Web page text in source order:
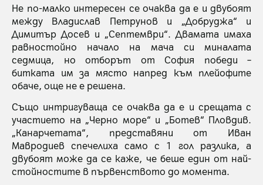
Не по-малко интересен се очаква да е и двубоят
между Владислав Петрунов и „Добруджа“ и
Димитър Досев и „Септември“. Двамата имаха
равностойно начало на мача си миналата
седмица, но отборът от София победи –
битката им за място напред към плейофите
обаче, още не е решена.
Също интригуваща се очаква да е и срещата с
участието на „Черно море“ и „Ботев“ Пловдив.
„Канарчетата“, представяни от Иван
Мавродиев спечелиха само с 1 гол разлика, а
двубоят може да се каже, че беше един от най-
стойностите в първенството до момента.